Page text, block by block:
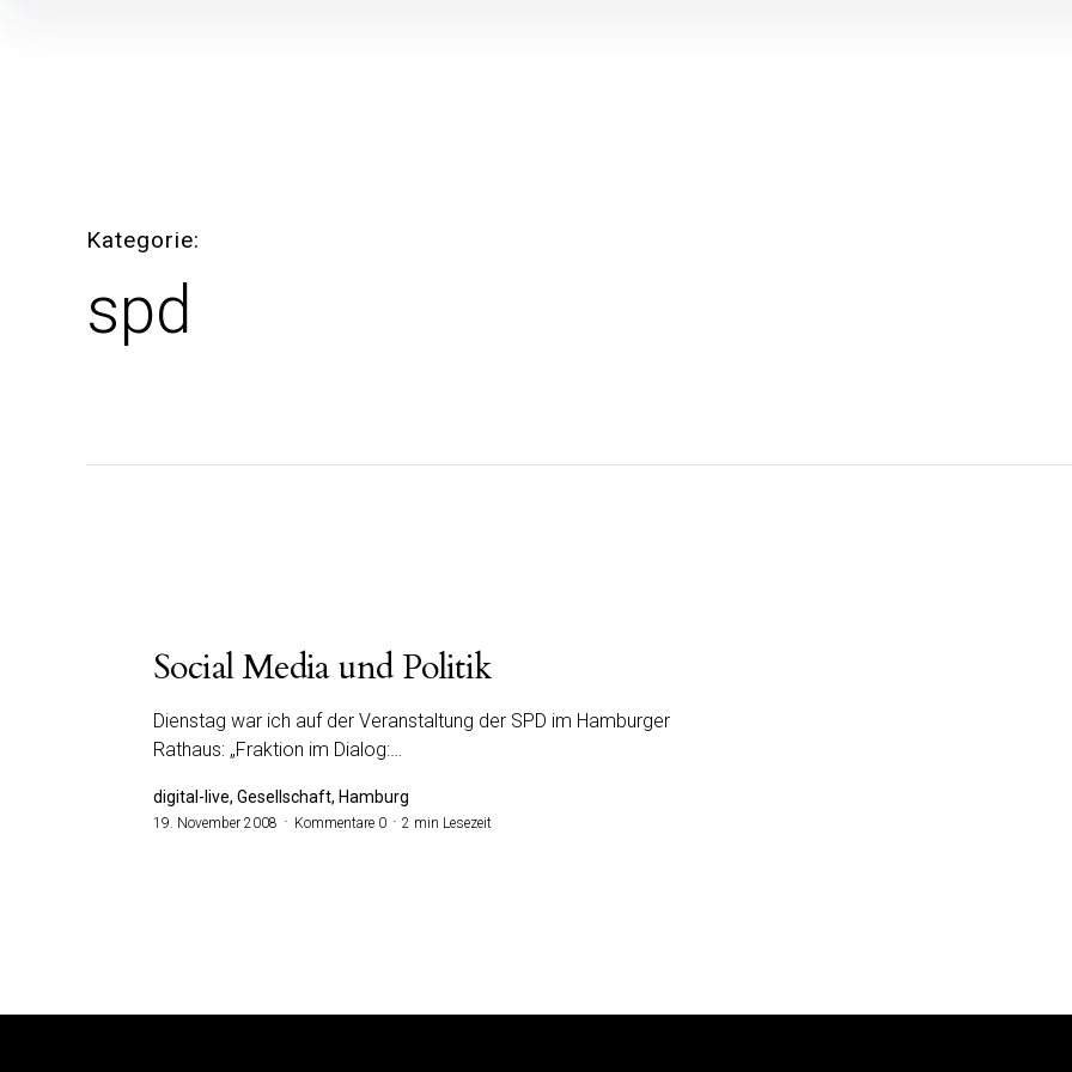
Kategorie
spd
Social Media und Politik
Dienstag war ich auf der Veranstaltung der SPD im Hamburger
Rathaus: „Fraktion im Dialog:…
digital-live, Gesellschaft, Hamburg
19. November 2008 Kommentare 0 2 min Lesezeit